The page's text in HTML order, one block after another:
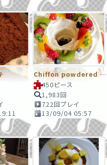
Chiffon powdered sugar
450ピース
1,983回
722回プレイ
13/09/04 05:57